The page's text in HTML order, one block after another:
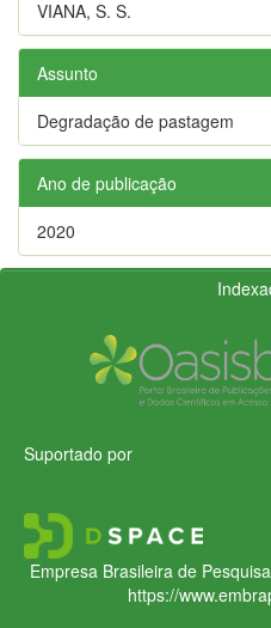
VIANA, S. S.
Assunto
Degradação de pastagem
Ano de publicação
2020
Suportado por
Empresa Brasileira de
https://